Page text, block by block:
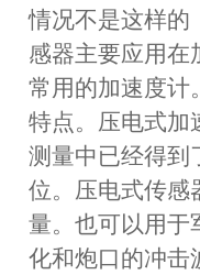
情况不是这样的
感器主要应用在
常用的加速度计
特点。压电式加
测量中已经得到
位。压电式传感
量。也可以用于
化和炮口的冲击